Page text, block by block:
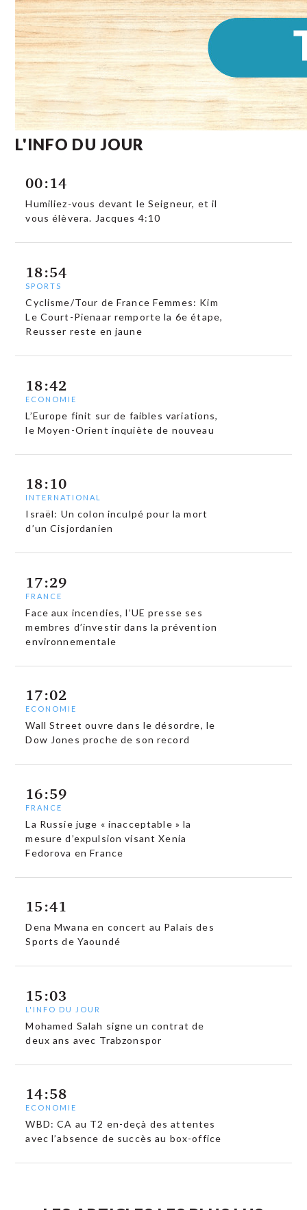
L'INFO DU JOUR
00:14
Humiliez-vous devant le Seigneur, et il
vous élèvera. Jacques 4:10
18:54
SPORTS
Cyclisme/Tour de France Femmes: Kim
Le Court-Pienaar remporte la 6e étape,
Reusser reste en jaune
18:42
ECONOMIE
L’Europe finit sur de faibles variations,
le Moyen-Orient inquiète de nouveau
18:10
INTERNATIONAL
Israël: Un colon inculpé pour la mort
d’un Cisjordanien
17:29
FRANCE
Face aux incendies, l’UE presse ses
membres d’investir dans la prévention
environnementale
17:02
ECONOMIE
Wall Street ouvre dans le désordre, le
Dow Jones proche de son record
16:59
FRANCE
La Russie juge « inacceptable » la
mesure d’expulsion visant Xenia
Fedorova en France
15:41
Dena Mwana en concert au Palais des
Sports de Yaoundé
15:03
L'INFO DU JOUR
Mohamed Salah signe un contrat de
deux ans avec Trabzonspor
14:58
ECONOMIE
WBD: CA au T2 en-deçà des attentes
avec l’absence de succès au box-office